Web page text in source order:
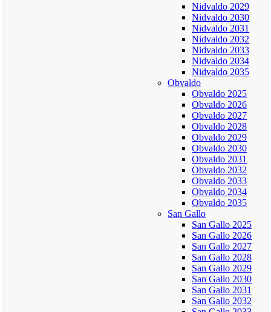
Nidvaldo 2029
Nidvaldo 2030
Nidvaldo 2031
Nidvaldo 2032
Nidvaldo 2033
Nidvaldo 2034
Nidvaldo 2035
Obvaldo
Obvaldo 2025
Obvaldo 2026
Obvaldo 2027
Obvaldo 2028
Obvaldo 2029
Obvaldo 2030
Obvaldo 2031
Obvaldo 2032
Obvaldo 2033
Obvaldo 2034
Obvaldo 2035
San Gallo
San Gallo 2025
San Gallo 2026
San Gallo 2027
San Gallo 2028
San Gallo 2029
San Gallo 2030
San Gallo 2031
San Gallo 2032